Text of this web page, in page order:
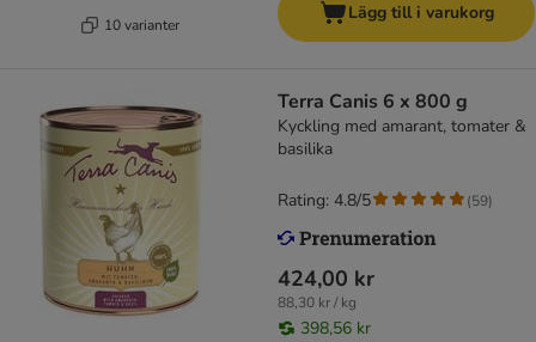
10 varianter
Lägg till i varukorg
Terra Canis 6 x 800 g
Kyckling med amarant, tomater &
basilika
424,00 kr
88,30 kr / kg
398,56 kr
Rating: 4.8/5 (59)